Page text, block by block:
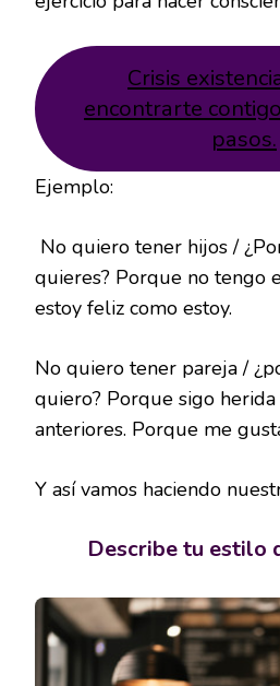
Crisis
encontrarte
pasos.
Ejemplo:
No quiero tener hijos /
quieres? Porque no tengo
estoy feliz como estoy.
No quiero tener pareja /
quiero? Porque sigo
anteriores. Porque me
Y así vamos haciendo
Describe tu estilo